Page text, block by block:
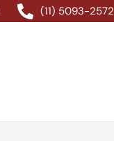
(11) 5093-2572